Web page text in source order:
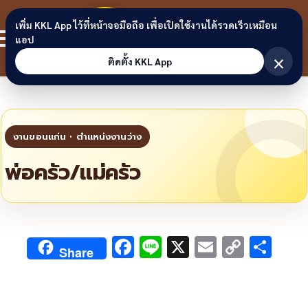
Skip to content
ขอนแก่น
ลิงก์
พ่อครัว/แม่ครัว
Share F Li X E C
เพิ่ม KKL App ไว้ที่หน้าจอมือถือ เพื่อเปิดใช้งานได้รวดเร็วเหมือน
แอป
ติดตั้ง KKL App
×